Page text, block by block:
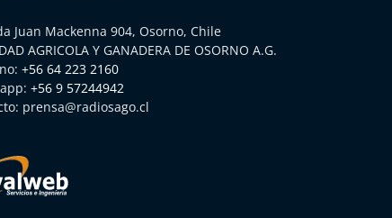
Juan Mackenna 904, Osorno, Chile
AGRICOLA Y GANADERA DE OSORNO A.G.
+56 64 223 2160
+56 9 57244942
prensa@radiosago.cl